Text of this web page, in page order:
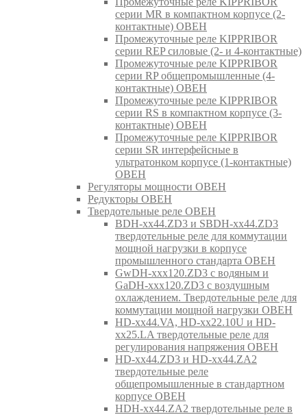
серии MR в компактном корпусе (2-
контактные) ОВЕН
Промежуточные реле KIPPRIBOR
серии REP силовые (2- и 4-контактные)
Промежуточные реле KIPPRIBOR
серии RP общепромышленные (4-
контактные) ОВЕН
Промежуточные реле KIPPRIBOR
серии RS в компактном корпусе (3-
контактные) ОВЕН
Промежуточные реле KIPPRIBOR
серии SR интерфейсные в
ультратонком корпусе (1-контактные)
ОВЕН
Регуляторы мощности ОВЕН
Редукторы ОВЕН
Твердотельные реле ОВЕН
BDH-xx44.ZD3 и SBDH-xx44.ZD3
твердотельные реле для коммутации
мощной нагрузки в корпусе
промышленного стандарта ОВЕН
GwDH-xxx120.ZD3 с водяным и
GaDH-xxx120.ZD3 с воздушным
охлаждением. Твердотельные реле для
коммутации мощной нагрузки ОВЕН
HD-xx44.VA, HD-xx22.10U и HD-
xx25.LA твердотельные реле для
регулирования напряжения ОВЕН
HD-xx44.ZD3 и HD-xx44.ZA2
твердотельные реле
общепромышленные в стандартном
корпусе ОВЕН
HDH-xx44.ZA2 твердотельные реле в